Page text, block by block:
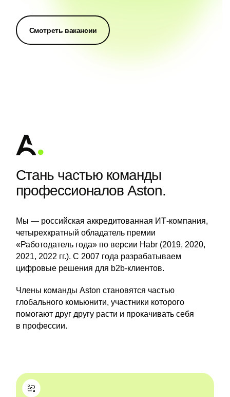
Смотреть вакансии
Стань частью команды
профессионалов Aston.
Мы — российская аккредитованная ИТ-компания,
четырехкратный обладатель премии
«Работодатель года» по версии Habr (2019, 2020,
2021, 2022 гг.). C 2007 года разрабатываем
цифровые решения для b2b-клиентов.
Члены команды Aston становятся частью
глобального комьюнити, участники которого
помогают друг другу расти и прокачивать себя
в профессии.